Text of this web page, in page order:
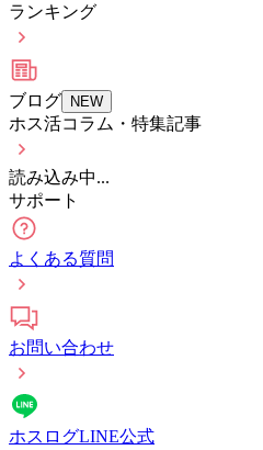
ランキング
ブログ NEW
ホス活コラム・特集記事
読み込み中...
サポート
よくある質問
お問い合わせ
ホスログLINE公式